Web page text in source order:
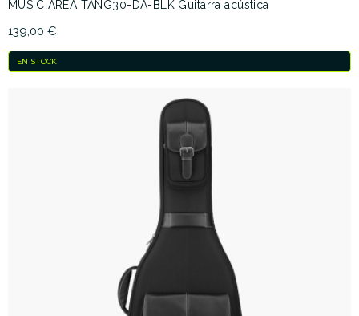
MUSIC AREA TANG30-DA-BLK Guitarra acústica
139,00 €
EN STOCK